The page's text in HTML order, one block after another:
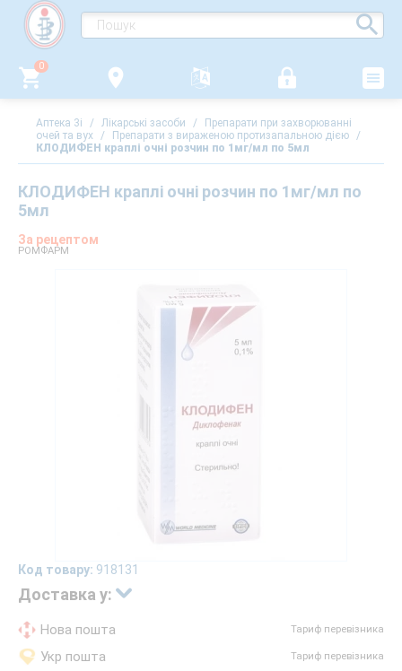
0
Аптека 3i / Лікарські засоби /
Препарати при захворюванні
очей та вух / Препарати з вираженою протизапальною дією /
КЛОДИФЕН краплі очні розчин по 1мг/мл по 5мл
КЛОДИФЕН краплі очні розчин по 1мг/мл по
5мл
За рецептом
РОМФАРМ
Код товару: 918131
Доставка у:
Нова пошта Тариф перевізника
Укр пошта Тариф перевізника